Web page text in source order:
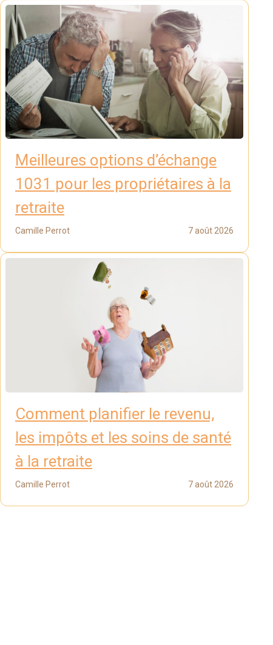
Meilleures options d’échange
1031 pour les propriétaires à la
retraite
Camille Perrot 7 août 2026
Comment planifier le revenu,
les impôts et les soins de santé
à la retraite
Camille Perrot 7 août 2026